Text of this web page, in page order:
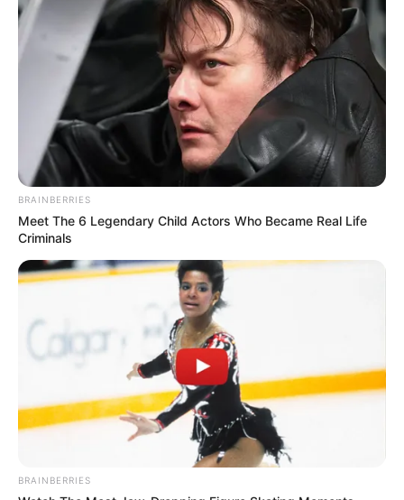
ΣΠΑΜΕ ΤΟ ΜΑΤΡΙΞ – ΤΟ ΒΙΒΛΙΟ
BRAINBERRIES
Meet The 6 Legendary Child Actors Who Became Real Life
Criminals
BRAINBERRIES